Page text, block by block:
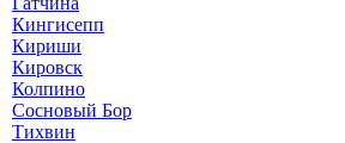
Кингисепп
Кириши
Кировск
Колпино
Сосновый Бор
Тихвин